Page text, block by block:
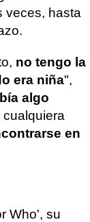
veces, hasta
no tengo la
era niña",
algo
en
Who', su